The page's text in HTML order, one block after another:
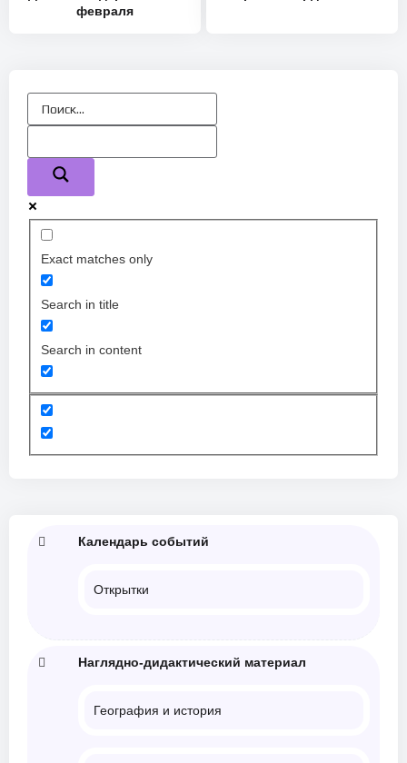
февраля
Exact matches only
Search in title
Search in content
Календарь событий
Открытки
Наглядно-дидактический материал
География и история